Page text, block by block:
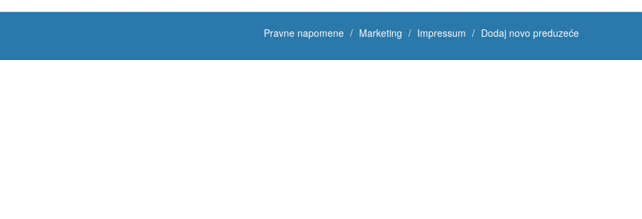
Pravne napomene Marketing Impressum Dodaj novo preduzeće